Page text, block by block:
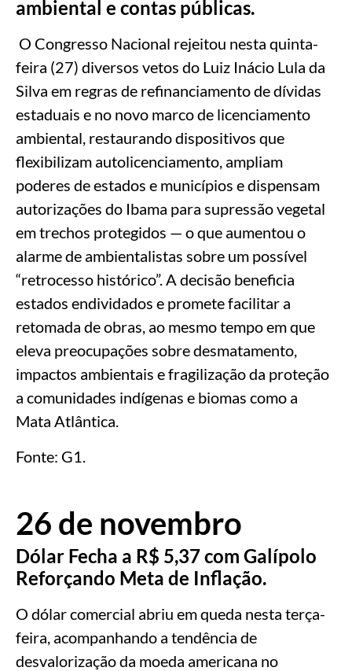
ambiental e contas públicas.
O Congresso Nacional rejeitou nesta quinta-
feira (27) diversos vetos do Luiz Inácio Lula da
Silva em regras de refinanciamento de dívidas
estaduais e no novo marco de licenciamento
ambiental, restaurando dispositivos que
flexibilizam autolicenciamento, ampliam
poderes de estados e municípios e dispensam
autorizações do Ibama para supressão vegetal
em trechos protegidos — o que aumentou o
alarme de ambientalistas sobre um possível
“retrocesso histórico”. A decisão beneficia
estados endividados e promete facilitar a
retomada de obras, ao mesmo tempo em que
eleva preocupações sobre desmatamento,
impactos ambientais e fragilização da proteção
a comunidades indígenas e biomas como a
Mata Atlântica.
Fonte: G1.
26 de novembro
Dólar Fecha a R$ 5,37 com Galípolo
Reforçando Meta de Inflação.
O dólar comercial abriu em queda nesta terça-
feira, acompanhando a tendência de
desvalorização da moeda americana no